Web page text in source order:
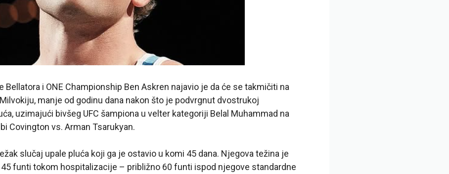
Bellatora i ONE Championship Ben Askren najavio je da će se takmičiti na
Milvokiju, manje od godinu dana nakon što je podvrgnut dvostrukoj
uzimajući bivšeg UFC šampiona u velter kategoriji Belal Muhammad na
Covington vs. Arman Tsarukyan.
slučaj upale pluća koji ga je ostavio u komi 45 dana. Njegova težina je
funti tokom hospitalizacije – približno 60 funti ispod njegove standardne